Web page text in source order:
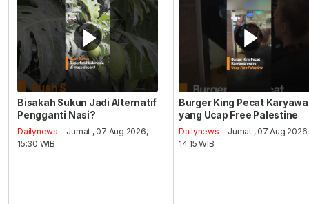
Bisakah Sukun Jadi Alternatif
Pengganti Nasi?
Dailynews - Jumat , 07 Aug 2026,
15:30 WIB
Burger King Pecat
yang Ucap Free Palestine
Dailynews - Jumat , 07 Aug 2026,
14:15 WIB